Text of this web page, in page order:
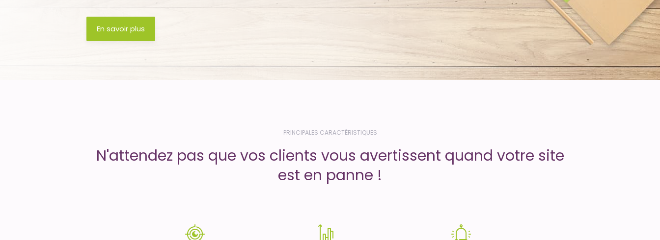
is
money
En savoir plus
PRINCIPALES CARACTÉRISTIQUES
N'attendez pas que vos clients vous avertissent quand votre site
est en panne !